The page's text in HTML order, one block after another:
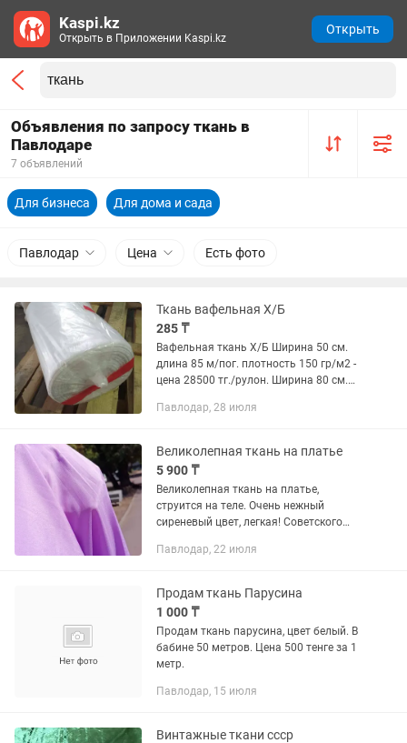
Объявления по запросу ткань в
Павлодаре
7 объявлений
Для бизнеса Для дома и сада
Павлодар Цена Есть фото
Ткань вафельная Х/Б
285 ₸
Вафельная ткань Х/Б Ширина 50 см.
длина 85 м/пог. плотность 150 гр/м2 -
цена 28500 тг./рулон. Ширина 80 см.
цена 32000 тг./рулон. Ширина 80 см.
Павлодар, 28 июля
Великолепная ткань на платье
5 900 ₸
Великолепная ткань на платье,
струится на теле. Очень нежный
сиреневый цвет, легкая! Советского
Павлодар, 22 июля
Продам ткань Парусина
1 000 ₸
Продам ткань парусина, цвет белый. В
бабине 50 метров. Цена 500 тенге за 1
метр.
Павлодар, 15 июля
Винтажные ткани ссср
Kaspi.kz
Открыть в Приложении Kaspi.kz
Открыть